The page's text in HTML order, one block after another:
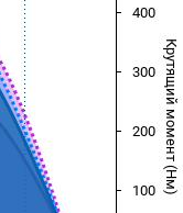
Крутящий момент (Нм)
100
200
300
400